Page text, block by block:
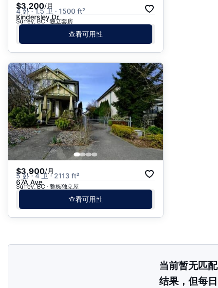
$3,200/月
4 卧 · 1.5 卫 · 1500 ft²
Kindersley Dr
Surrey, BC · 独立套房
查看可用性
$3,900/月
5 卧 · 4 卫 · 2113 ft²
67A Ave
Surrey, BC · 整栋独立屋
查看可用性
当前暂无匹配
结果，但每日